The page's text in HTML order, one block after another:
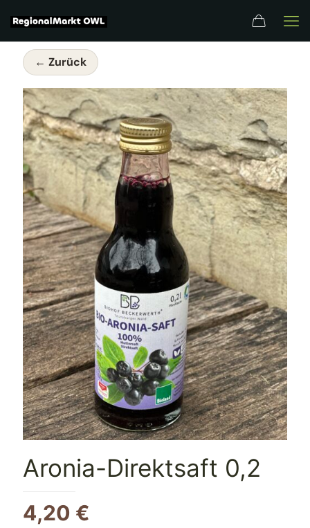
← Zurück
Aronia-Direktsaft 0,2
4,20 €